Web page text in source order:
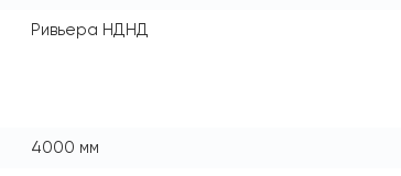
Ривьера НДНД
4000 мм